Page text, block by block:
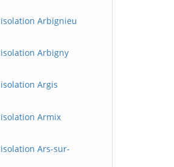
Arbignieu
Arbigny
Argis
Armix
Ars-sur-